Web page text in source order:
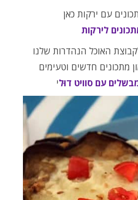
עם ירקות כאן
לירקות
האוכל הנהדרות שלנו
מתכונים חדשים וטעימים
עם סוויט דוּלי